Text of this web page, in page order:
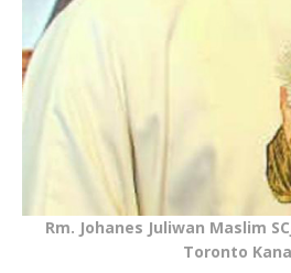
Rm. Johanes Juliwan Maslim
Toronto